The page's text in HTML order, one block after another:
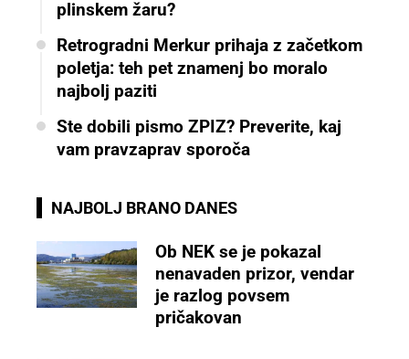
plinskem žaru?
Retrogradni Merkur prihaja z začetkom
poletja: teh pet znamenj bo moralo
najbolj paziti
Ste dobili pismo ZPIZ? Preverite, kaj
vam pravzaprav sporoča
NAJBOLJ BRANO DANES
Ob NEK se je pokazal
nenavaden prizor, vendar
je razlog povsem
pričakovan